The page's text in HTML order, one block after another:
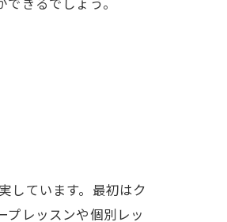
しています。最初はク
プレッスンや個別レッ